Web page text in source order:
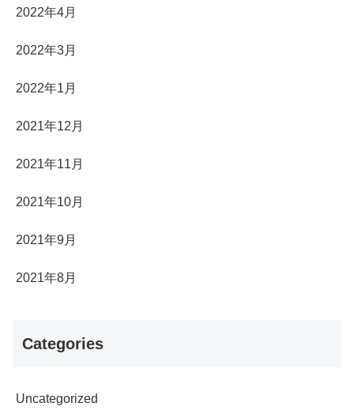
2022年4月
2022年3月
2022年1月
2021年12月
2021年11月
2021年10月
2021年9月
2021年8月
Categories
Uncategorized